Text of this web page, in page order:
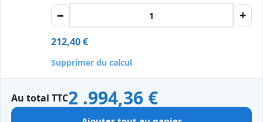
− +
212,40€
Supprimer du calcul
Au total TTC2 .994,36 €